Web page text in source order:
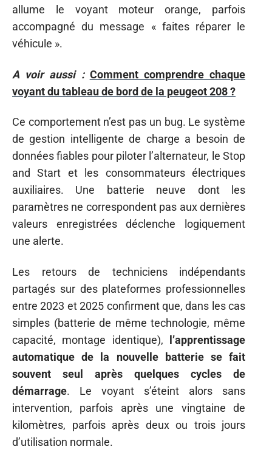
allume le voyant moteur orange, parfois
accompagné du message « faites réparer le
véhicule ».
A voir aussi : Comment comprendre chaque
voyant du tableau de bord de la peugeot 208 ?
Ce comportement n’est pas un bug. Le système
de gestion intelligente de charge a besoin de
données fiables pour piloter l’alternateur, le Stop
and Start et les consommateurs électriques
auxiliaires. Une batterie neuve dont les
paramètres ne correspondent pas aux dernières
valeurs enregistrées déclenche logiquement
une alerte.
Les retours de techniciens indépendants
partagés sur des plateformes professionnelles
entre 2023 et 2025 confirment que, dans les cas
simples (batterie de même technologie, même
capacité, montage identique), l’apprentissage
automatique de la nouvelle batterie se fait
souvent seul après quelques cycles de
démarrage. Le voyant s’éteint alors sans
intervention, parfois après une vingtaine de
kilomètres, parfois après deux ou trois jours
d’utilisation normale.